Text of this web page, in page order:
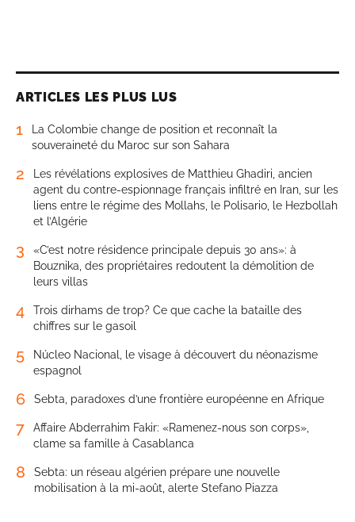
ARTICLES LES PLUS LUS
1
La Colombie change de position et reconnaît la
souveraineté du Maroc sur son Sahara
2
Les révélations explosives de Matthieu Ghadiri, ancien
agent du contre-espionnage français infiltré en Iran, sur les
liens entre le régime des Mollahs, le Polisario, le Hezbollah
et l’Algérie
3
«C’est notre résidence principale depuis 30 ans»: à
Bouznika, des propriétaires redoutent la démolition de
leurs villas
4
Trois dirhams de trop? Ce que cache la bataille des
chiffres sur le gasoil
5
Núcleo Nacional, le visage à découvert du néonazisme
espagnol
6 Sebta, paradoxes d’une frontière européenne en Afrique
7
Affaire Abderrahim Fakir: «Ramenez-nous son corps»,
clame sa famille à Casablanca
8
Sebta: un réseau algérien prépare une nouvelle
mobilisation à la mi-août, alerte Stefano Piazza